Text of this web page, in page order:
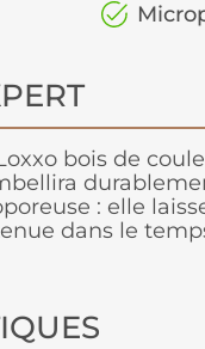
bois de
: elle
dans le